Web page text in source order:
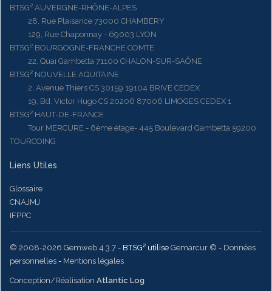
BTSG² AUVERGNE-RHÔNE-ALPES
28, Rue Plaisance 73000 CHAMBERY
129, Rue Chaponnay - 69003 LYON
BTSG² BOURGOGNE-FRANCHE COMTE
22, Quai Gambetta 71100 CHALON-SUR-SAÔNE
BTSG² NOUVELLE AQUITAINE
2, Avenue Thiers CS 30159 19104 BRIVE CEDEX
19, Bd. Victor Hugo CS 20206 87006 LIMOGES CEDEX 1
BTSG² HAUT-DE-FRANCE
Tour MERCURE - 6ème étage- 445 Boulevard Gambetta 59200
TOURCOING
Liens Utiles
Glossaire
CNAJMJ
IFPPC
© 2008-2026 Gemweb 4.3.7 - BTSG² utilise Gemarcur © - Données
personnelles - Mentions légales
Conception/Réalisation Atlantic Log